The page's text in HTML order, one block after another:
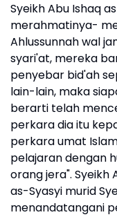
Syeikh Abu Ishaq
merahmatinya-
Ahlussunnah wal
syari'at, mereka
penyebar bid'ah
lain-lain, maka
berarti telah
perkara dia itu
perkara umat
pelajaran dengan
orang jera". Syeikh
as-Syasyi murid
menandatangani